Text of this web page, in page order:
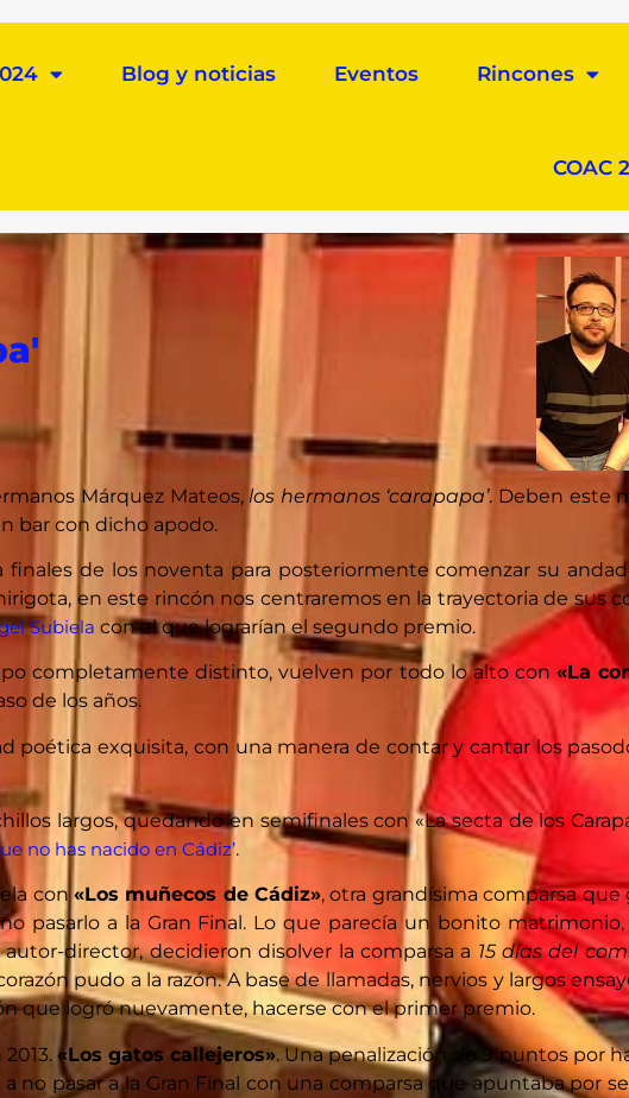
Blog y noticias Eventos Rincones
COAC
Márquez Mateos,los hermanos ‘carapapa’. Deben este
bar con dicho apodo.
de los noventa para posteriormente comenzar su
en este rincón nos centraremos en la trayectoria de sus
Subiela con el que lograrían el segundo premio.
completamente distinto, vuelven por todo lo alto con«La
de los años.
poética exquisita, con una manera de contar y cantar los
largos, quedando en semifinales con «La secta de los
no has nacido en Cádiz’.
con«Los muñecos de Cádiz», otra grandísima comparsa
pasarlo a la Gran Final. Lo que parecía un bonito matrimonio,
director, decidieron disolver la comparsa a 15 días del
pudo a la razón. A base de llamadas, nervios y largos
que logró nuevamente, hacerse con el primer premio.
«Los gatos callejeros». Una penalización de 9 puntos por
no pasar a la Gran Final con una comparsa que apuntaba por